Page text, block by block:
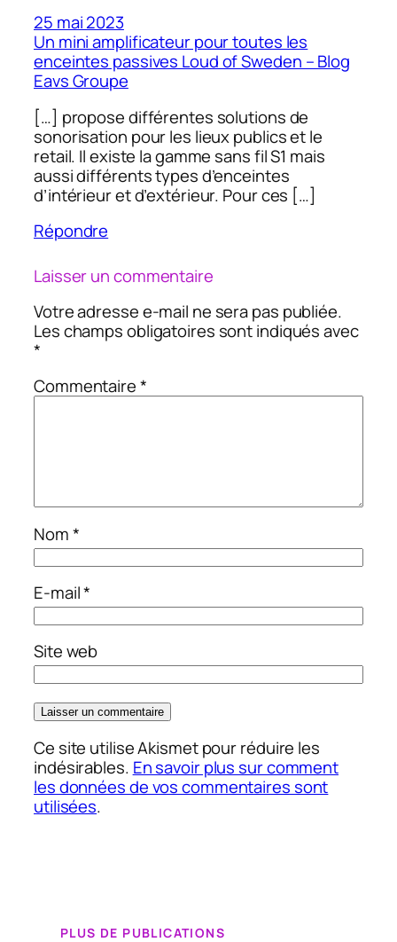
25 mai 2023
Un mini amplificateur pour toutes les
enceintes passives Loud of Sweden – Blog
Eavs Groupe
[…] propose différentes solutions de
sonorisation pour les lieux publics et le
retail. Il existe la gamme sans fil S1 mais
aussi différents types d’enceintes
d’intérieur et d’extérieur. Pour ces […]
Répondre
Laisser un commentaire
Votre adresse e-mail ne sera pas publiée.
Les champs obligatoires sont indiqués avec
*
Commentaire*
Nom*
E-mail*
Site web
Ce site utilise Akismet pour réduire les
indésirables. En savoir plus sur comment
les données de vos commentaires sont
utilisées.
PLUS DE PUBLICATIONS